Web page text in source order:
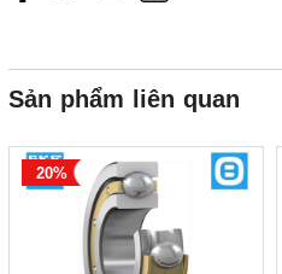
Sản phẩm liên quan
20%